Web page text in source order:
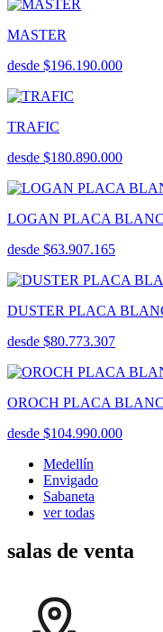
MASTER
desde $196.190.000
TRAFIC
desde $180.890.000
LOGAN PLACA
desde $63.907.165
DUSTER PLACA
desde $80.773.307
OROCH PLACA
desde $104.990.000
Medellín
Envigado
Sabaneta
ver todas
salas de venta